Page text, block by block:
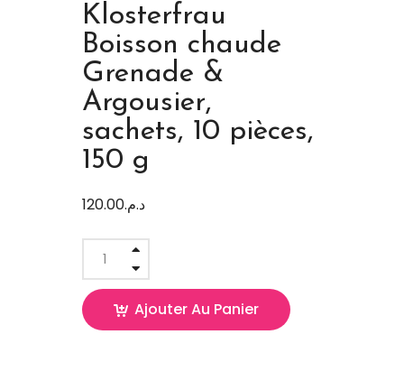
Klosterfrau
Boisson chaude
Grenade &
Argousier,
sachets, 10 pièces,
150 g
د.م.120.00
Ajouter Au Panier